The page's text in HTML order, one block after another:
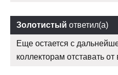
Золотистый ответил(а)
Еще остается с
коллекторам отставать